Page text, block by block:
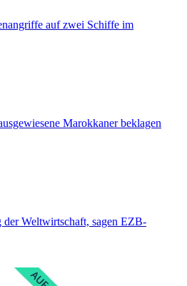
auf zwei Schiffe im
Marokkaner beklagen
Weltwirtschaft, sagen EZB-